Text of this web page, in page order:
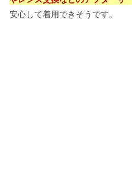
安心して着用できそうです。